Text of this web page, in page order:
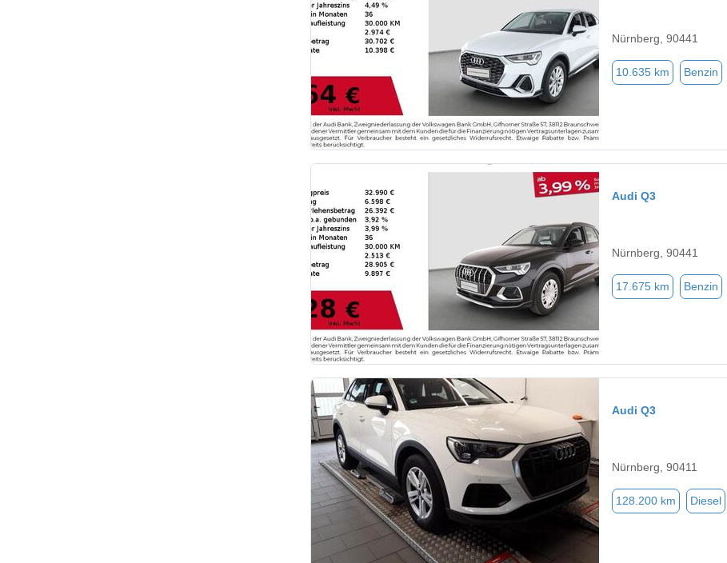
Nürnberg, 90441
10.635 km Benzin
Audi Q3
Nürnberg, 90441
17.675 km Benzin
Audi Q3
Nürnberg, 90411
128.200 km Diesel